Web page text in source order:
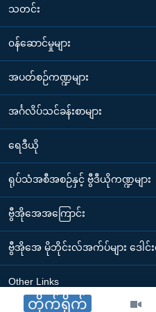
တိုက်ရိုက်
သတင်း
၀န်ဆောင်မှုများ
အပတ်စဉ်ကဏ္ဍများ
အင်္ဂလိပ်သင်ခန်းစာများ
ရေဒီယို
ရုပ်သံအစီအစဉ်နှင့် ဗွီဒီယိုကဏ္ဍများ
ဗွီအိုအေအကြောင်း
ဗွီအိုအေ မိုဘိုင်းလ်အက်ပ်များ ဒေါ
Other Links